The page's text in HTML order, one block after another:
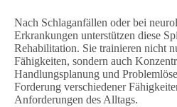
Nach Schlaganfällen oder bei
Erkrankungen unterstützen diese
Rehabilitation. Sie trainieren nicht
Fähigkeiten, sondern auch
Handlungsplanung und
Forderung verschiedener
Anforderungen des Alltags.